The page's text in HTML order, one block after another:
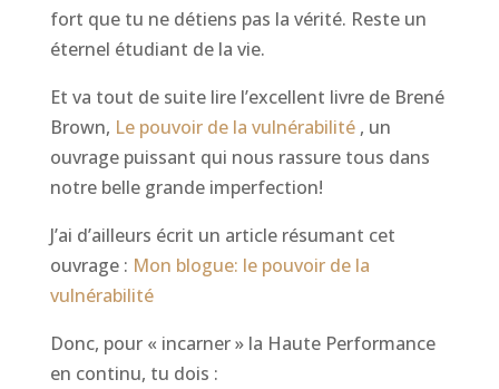
fort que tu ne détiens pas la vérité. Reste un
éternel étudiant de la vie.
Et va tout de suite lire l’excellent livre de Brené
Brown, Le pouvoir de la vulnérabilité , un
ouvrage puissant qui nous rassure tous dans
notre belle grande imperfection!
J’ai d’ailleurs écrit un article résumant cet
ouvrage : Mon blogue: le pouvoir de la
vulnérabilité
Donc, pour « incarner » la Haute Performance
en continu, tu dois :